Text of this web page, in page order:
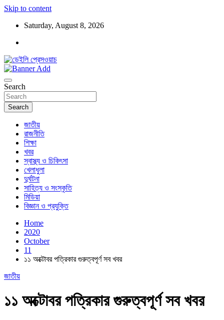
Skip to content
Saturday, August 8, 2026
ডেইলি প্রেসওয়াচ
Search
Search
জাতীয়
রাজনীতি
শিক্ষা
খবর
স্বাস্থ্য ও চিকিৎসা
খেলাধুলা
দুর্ঘটনা
সাহিত্য ও সংস্কৃতি
মিডিয়া
বিজ্ঞান ও প্রযুক্তি
Home
2020
October
11
১১ অক্টোবর পত্রিকার গুরুত্বপূর্ণ সব খবর
জাতীয়
১১ অক্টোবর পত্রিকার গুরুত্বপূর্ণ সব খবর